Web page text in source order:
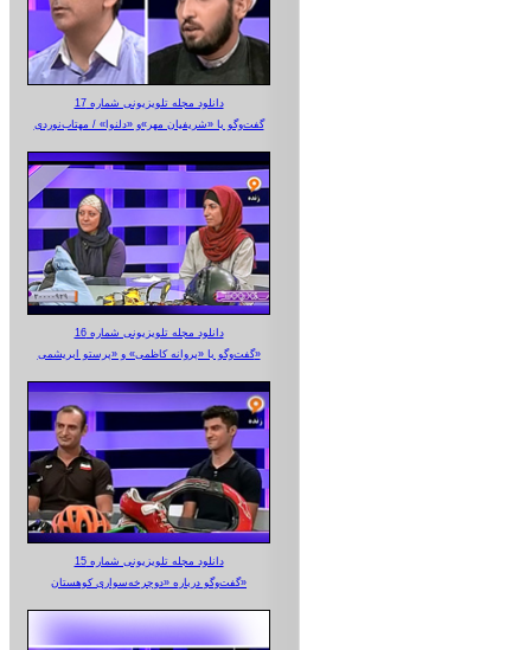
دانلود مجله تلویزیونی شماره 17
گفت‌وگو با «شریفیان مهر»‌و «دلنوا» / مهتاب‌نوردی
دانلود مجله تلویزیونی شماره 16
گفت‌وگو با «پروانه کاظمی» و «پرستو‌ ابریشمی»
دانلود مجله تلویزیونی شماره 15
گفت‌وگو درباره «دوچرخه‌سواری کوهستان»